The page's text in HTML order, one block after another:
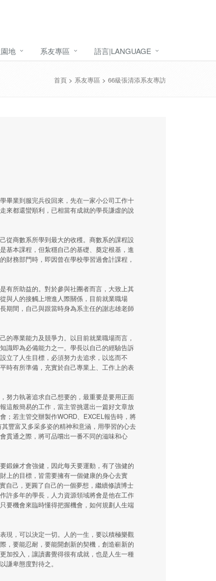
地 系友專區 語言|LANGUAGE
首頁 > 系友專區 > 66級張清添系友專訪
畢業到服完兵役回來，先在一家小公司工作十
來都還蠻順利，已相當有成就的學長謙虛的說
從商數系所學到最大的收穫。商數系的課程設
基本課程，但紮穩自己的基礎、奠定根基，進
財務部門時，即因曾在學校學習過會計課程，
有所助益的。對於參與社團者而言，大致上其
與人的接觸上增進人際關係，目前就業職場
期間，自己與跟當時身為系主任的謝志雄老師
的專業能力及競爭力。以目前就業職場而言，
識即為必備能力之一。學長以自己的經驗告訴
立了人生目標，必須努力去追求，以迄而不
時有所準備，充實於自己專業上、工作上的表
努力執著追求自己想要的，最重要是要用正面
這般簡易的工作，當主管挑選出一篇好文章放
；若主管交辦製作WORD、EXCEL報告時，將
豐富又多采多姿的精神和意涵，用學習的心去
貫通之際，將可品嚐出一番不同的滋味和心
鍛鍊才會強健，因此每天要運動，有了強健的
上的目標，皆需要擁有一個健康的身心去實
自己，更圓了自己的一個夢想，繼續修讀博士
許多年的學長，人力資源領域將會是他在工作
要機會來臨時懂得把握機會，如何規劃人生端
現，可以決定一切。人的一生，要以積極樂觀
，要能忍耐，要能開創新的契機，創造嶄新的
加投入，讓讀書覺得很有成就，也是人生一種
謙卑態度對待之。